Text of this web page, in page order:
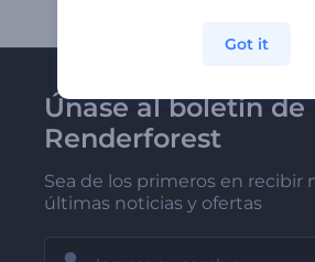
Únase al boletín de
Renderforest
Sea de los primeros en recibir
últimas noticias y ofertas
Got it